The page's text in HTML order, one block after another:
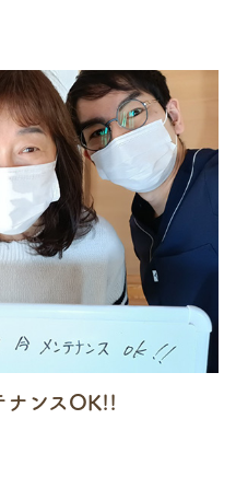
ンスOK!!